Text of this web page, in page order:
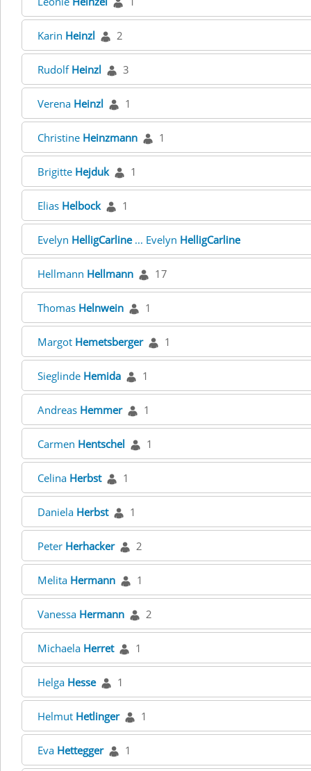
Karin Heinzl 2
Rudolf Heinzl 3
Verena Heinzl 1
Christine Heinzmann 1
Brigitte Hejduk 1
Elias Helbock 1
Evelyn HelligCarline... Evelyn HelligCarline
Hellmann Hellmann 17
Thomas Helnwein 1
Margot Hemetsberger 1
Sieglinde Hemida 1
Andreas Hemmer 1
Carmen Hentschel 1
Celina Herbst 1
Daniela Herbst 1
Peter Herhacker 2
Melita Hermann 1
Vanessa Hermann 2
Michaela Herret 1
Helga Hesse 1
Helmut Hetlinger 1
Eva Hettegger 1